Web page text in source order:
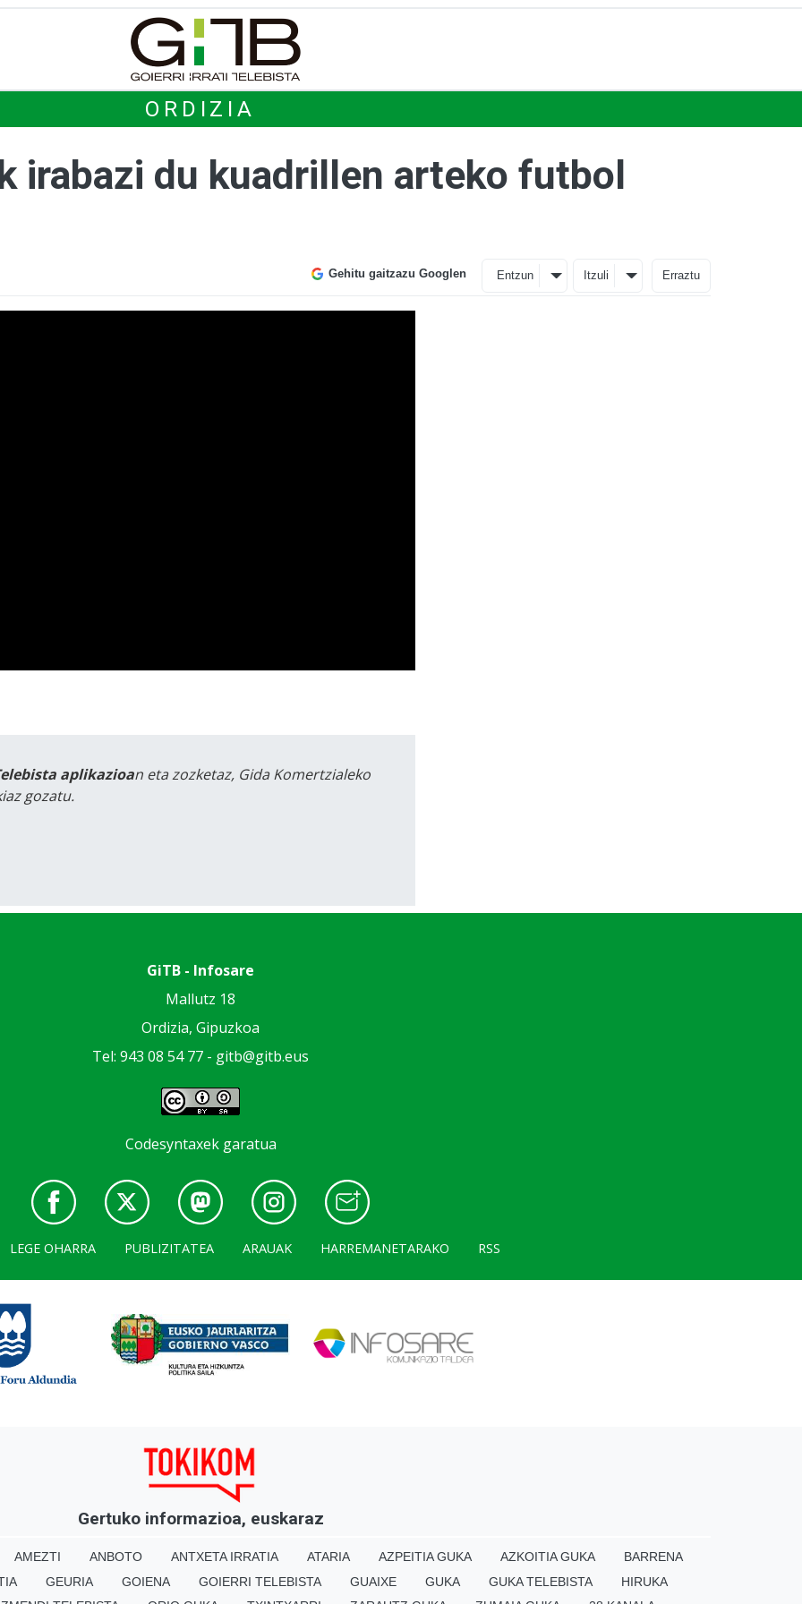
ORDIZIA
irabazi du kuadrillen arteko futbol
Gehitu gaitzazu Googlen Entzun Itzuli Erraztu
aplikazioan eta zozketaz, Gida Komertzialeko
gozatu.
GiTB - Infosare
Mallutz 18
Ordizia, Gipuzkoa
Tel: 943 08 54 77 - gitb@gitb.eus
Codesyntaxek garatua
LEGE OHARRA PUBLIZITATEA ARAUAK HARREMANETARAKO RSS
Gertuko informazioa, euskaraz
AMEZTI ANBOTO ANTXETA IRRATIA ATARIA AZPEITIA GUKA AZKOITIA GUKA
BARRENA
GEURIA GOIENA GOIERRI TELEBISTA GUAIXE GUKA GUKA TELEBISTA
HIRUKA